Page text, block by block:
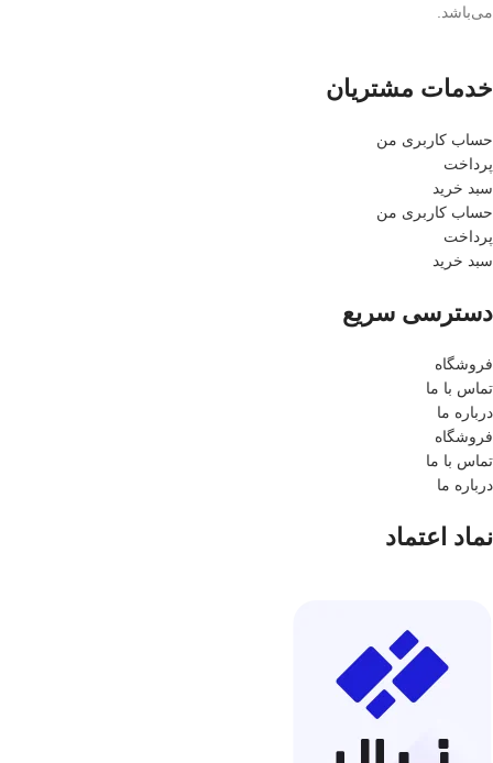
می‌باشد.
خدمات مشتریان
حساب کاربری من
پرداخت
سبد خرید
حساب کاربری من
پرداخت
سبد خرید
دسترسی سریع
فروشگاه
تماس با ما
درباره ما
فروشگاه
تماس با ما
درباره ما
نماد اعتماد